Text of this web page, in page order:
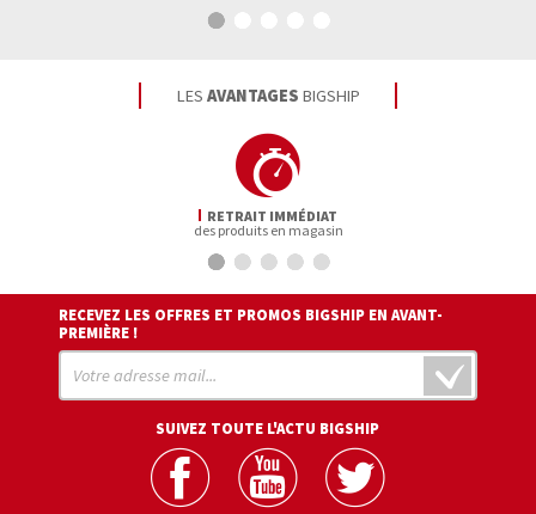
LES AVANTAGES BIGSHIP
RETRAIT IMMÉDIAT
des produits en magasin
RECEVEZ LES OFFRES ET PROMOS BIGSHIP EN AVANT-
PREMIÈRE !
SUIVEZ TOUTE L'ACTU BIGSHIP